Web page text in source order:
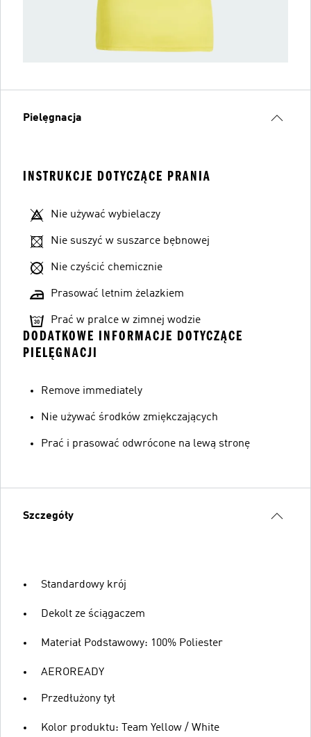
Pielęgnacja
INSTRUKCJE DOTYCZĄCE PRANIA
Nie używać wybielaczy
Nie suszyć w suszarce bębnowej
Nie czyścić chemicznie
Prasować letnim żelazkiem
Prać w pralce w zimnej wodzie
DODATKOWE INFORMACJE DOTYCZĄCE
PIELĘGNACJI
Remove immediately
Nie używać środków zmiękczających
Prać i prasować odwrócone na lewą stronę
Szczegóły
Standardowy krój
Dekolt ze ściągaczem
Materiał Podstawowy: 100% Poliester
AEROREADY
Przedłużony tył
Kolor produktu: Team Yellow / White